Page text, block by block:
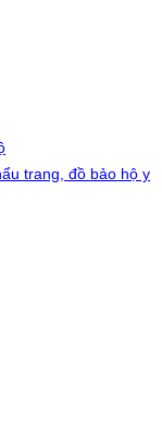
trang, đồ bảo hộ y